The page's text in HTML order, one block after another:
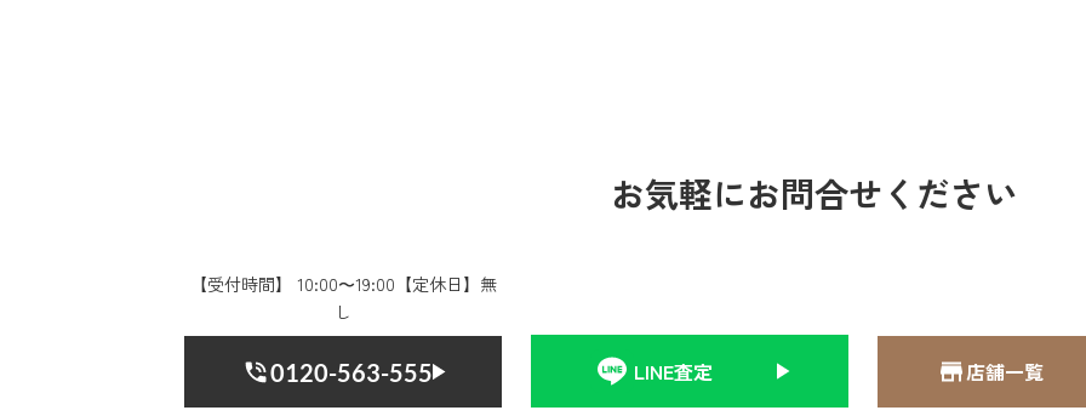
お気軽にお問合せください
【受付時間】 10:00〜19:00【定休日】無
し
0120-563-555 LINE査定 店舗一覧